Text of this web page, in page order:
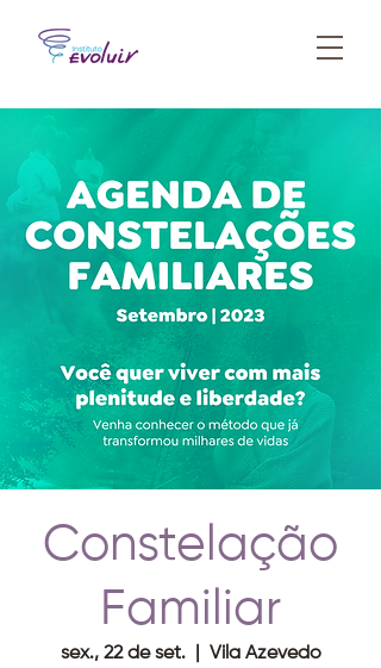
Constelação
Familiar
sex., 22 de set.
  |
Vila Azevedo